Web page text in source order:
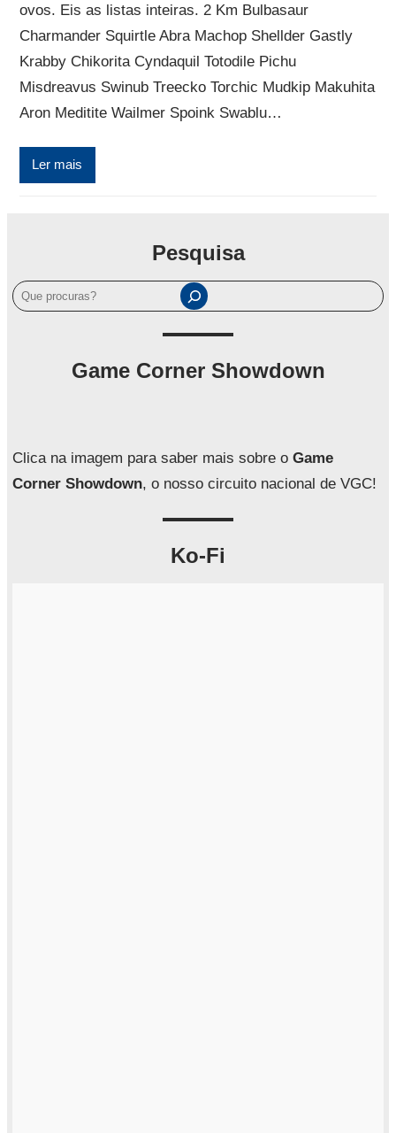
ovos. Eis as listas inteiras. 2 Km Bulbasaur
Charmander Squirtle Abra Machop Shellder Gastly
Krabby Chikorita Cyndaquil Totodile Pichu
Misdreavus Swinub Treecko Torchic Mudkip Makuhita
Aron Meditite Wailmer Spoink Swablu…
Ler mais
Pesquisa
P
e
a
r
Game Corner Showdown
Clica na imagem para saber mais sobre o Game
Corner Showdown, o nosso circuito nacional de VGC!
Ko-Fi